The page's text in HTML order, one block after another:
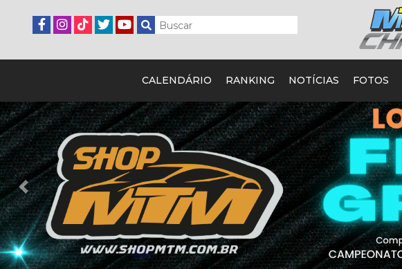
CALENDÁRIO RANKING NOTÍCIAS FOTOS
Previous